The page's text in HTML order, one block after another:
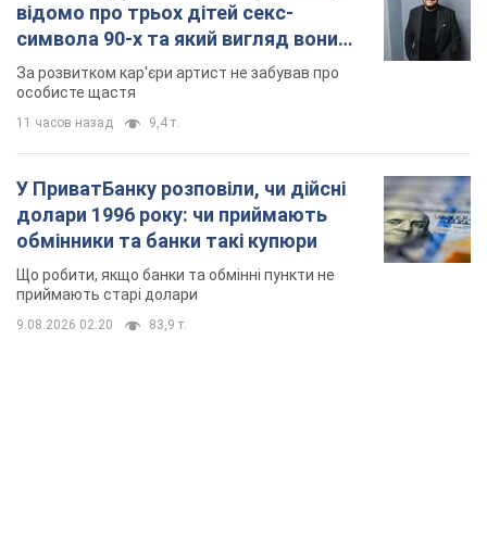
відомо про трьох дітей секс-
символа 90-х та який вигляд вони
мають
За розвитком кар'єри артист не забував про
особисте щастя
11 часов назад 9,4 т.
У ПриватБанку розповіли, чи дійсні
долари 1996 року: чи приймають
обмінники та банки такі купюри
Що робити, якщо банки та обмінні пункти не
приймають старі долари
9.08.2026 02:20 83,9 т.